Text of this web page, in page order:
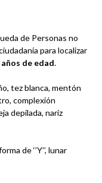
de Personas no
para localizar
de edad.
tez blanca, mentón
complexión
depilada, nariz
de ‘’Y’’, lunar